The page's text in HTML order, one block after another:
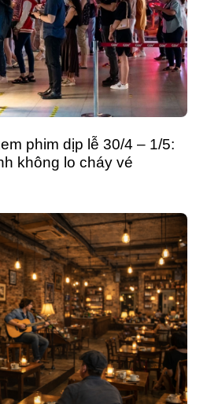
ở máy nén khí trục vít là
công nghiệp?